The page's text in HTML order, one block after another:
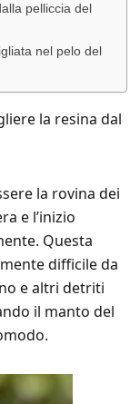
pelliccia del
nel pelo del
la resina dal
la rovina dei
e l’inizio
Questa
difficile da
e altri detriti
il manto del